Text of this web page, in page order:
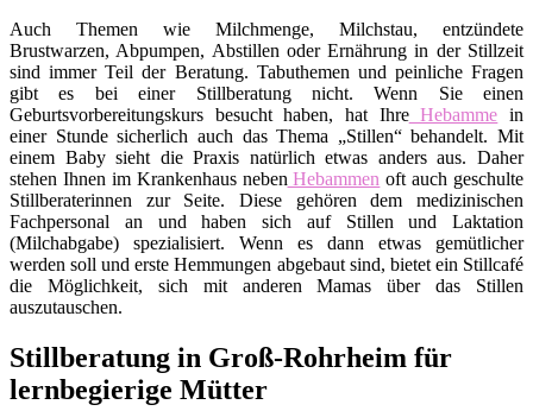
Auch Themen wie Milchmenge, Milchstau, entzündete
Brustwarzen, Abpumpen, Abstillen oder Ernährung in der Stillzeit
sind immer Teil der Beratung. Tabuthemen und peinliche Fragen
gibt es bei einer Stillberatung nicht. Wenn Sie einen
Geburtsvorbereitungskurs besucht haben, hat IhreHebamme in
einer Stunde sicherlich auch das Thema „Stillen“ behandelt. Mit
einem Baby sieht die Praxis natürlich etwas anders aus. Daher
stehen Ihnen im Krankenhaus neben Hebammen oft auch geschulte
Stillberaterinnen zur Seite. Diese gehören dem medizinischen
Fachpersonal an und haben sich auf Stillen und Laktation
(Milchabgabe) spezialisiert. Wenn es dann etwas gemütlicher
werden soll und erste Hemmungen abgebaut sind, bietet ein Stillcafé
die Möglichkeit, sich mit anderen Mamas über das Stillen
auszutauschen.
Stillberatung in Groß-Rohrheim für
lernbegierige Mütter